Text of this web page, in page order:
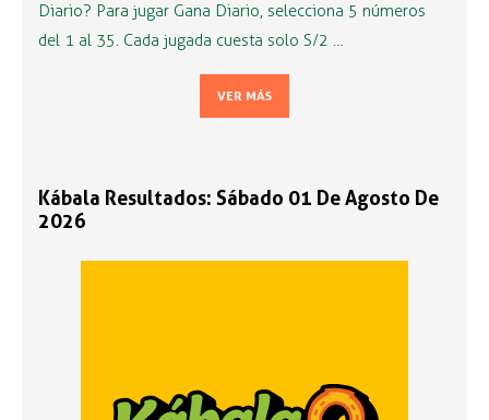
Diario? Para jugar Gana Diario, selecciona 5 números
del 1 al 35. Cada jugada cuesta solo S/2 …
VER MÁS
Kábala Resultados: Sábado 01 De Agosto De
2026